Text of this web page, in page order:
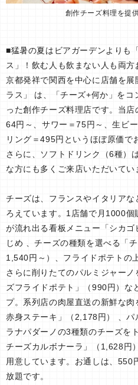
創作チーズ料理を提
■猛暑の夏はビアガーデンよりも
ス」！飲む人も飲まない人も
京都発祥で関西を中心に店舗を
ラス」 は、「チーズ+何か」を
った創作チーズ料理店です。当
64円～、サワー＝75円～、生ビ
リング＝495円というほぼ原価で
さらに、ソフトドリンク（6種）
な方にも多くご来店いただいてい
チーズは、フランスやイタリア
ろえています。1店舗で月1000
が流れ出る看板メニュー「シカ
じめ 、チーズの種類を選べる「
1,540円～）、フライドポテトの
さらに削りたてのパルミジャー
ズフライドポテト」（990円）な
プ。系列店の肉屋直送の新鮮な
赤身ステーキ」（2,178円） 、
ラナパダーノの3種類のチーズを
チーズカルボナーラ」（1,628円
用意しています。お通しは、550
放題です。